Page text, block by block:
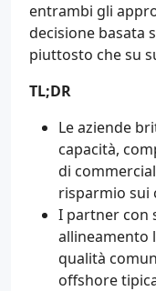
entrambi gli
decisione basata
piuttosto che su
TL;DR
Le aziende
capacità,
di
risparmio sui
I partner con
allineamento
qualità
offshore